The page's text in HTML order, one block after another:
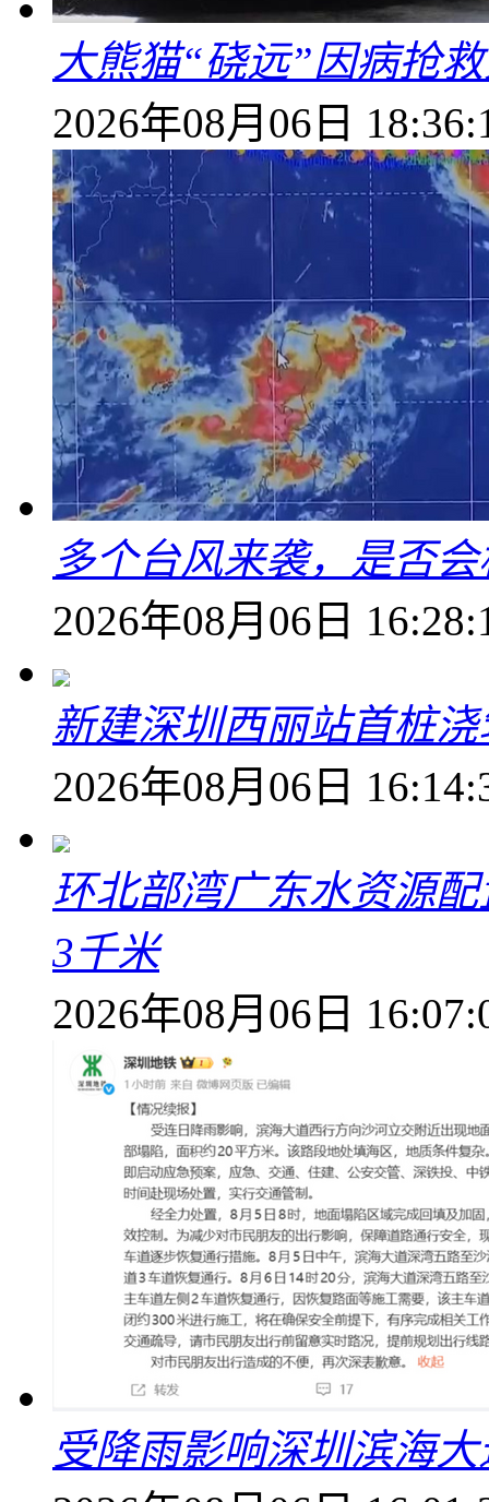
大熊猫“硗远”因病抢
2026年08月06日
多个台风来袭，是否
2026年08月06日
新建深圳西丽站首桩
2026年08月06日
环北部湾广东水资源
3千米
2026年08月06日
受降雨影响深圳滨海